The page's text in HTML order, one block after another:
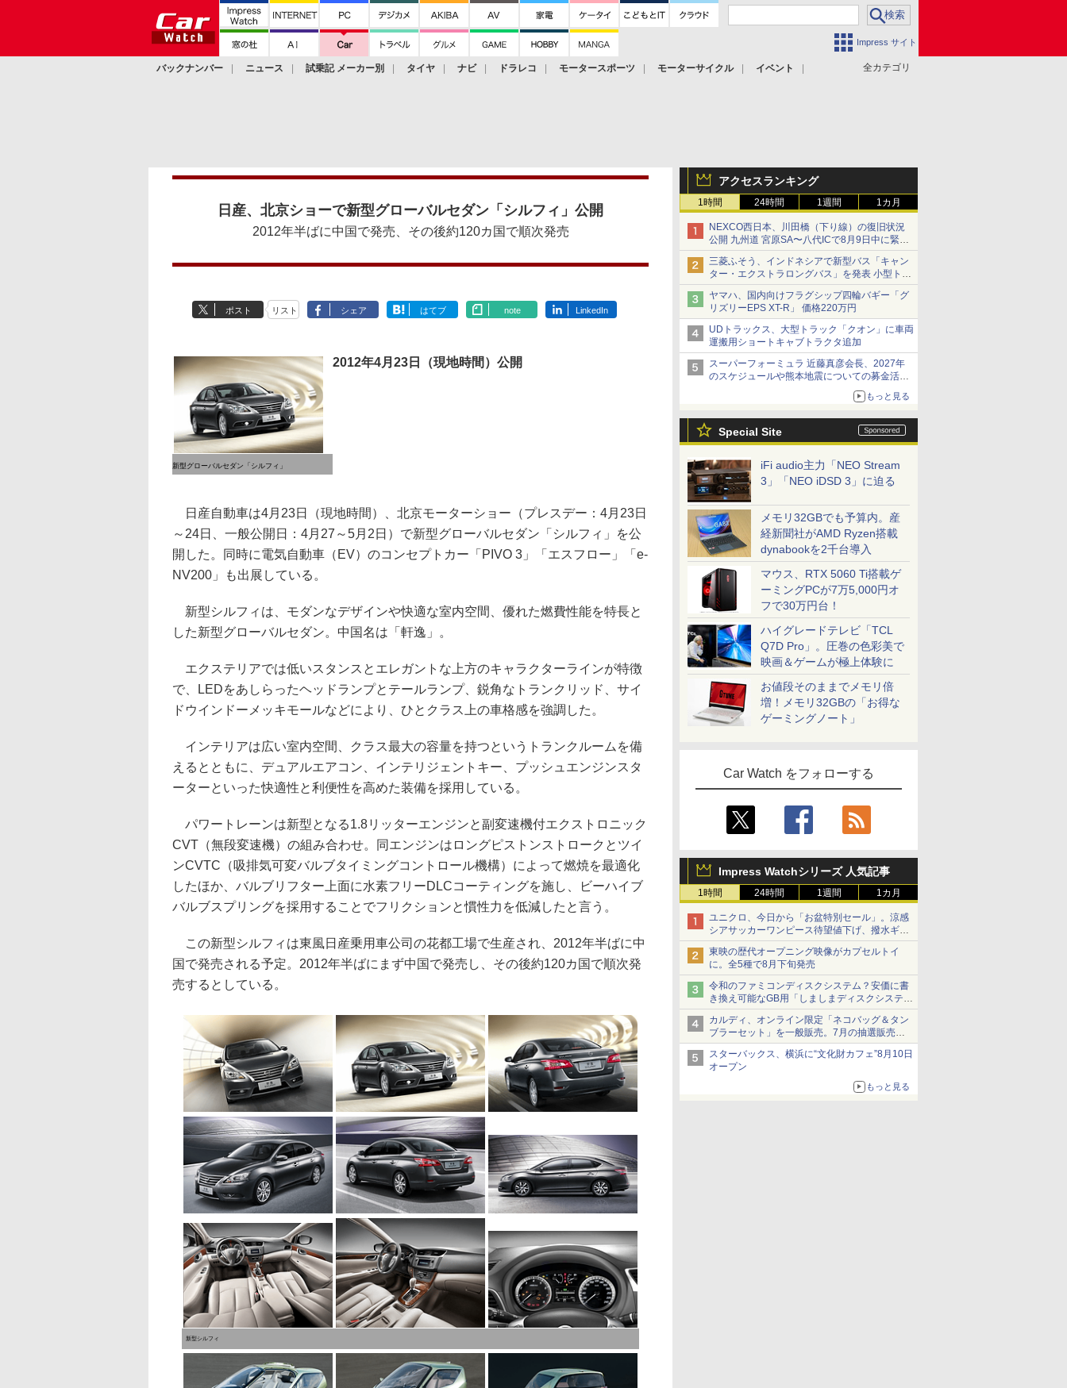
Impress サイト
全カテゴリ
バックナンバー ニュース 試乗記 メーカー別 タイヤ ナビ ドラレコ モータースポーツ モーターサイクル
イベント
アクセスランキング
1時間 24時間 1週間 1カ月
NEXCO西日本、川田橋（下り線）の復旧状況
公開 九州道 宮原SA〜八代ICで8月9日中に緊急
車両を通行可能に
三菱ふそう、インドネシアで新型バス「キャン
ター・エクストラロングバス」を発表 小型トラ
ックベースの観光・旅客輸送向けバス
ヤマハ、国内向けフラグシップ四輪バギー「グ
リズリーEPS XT-R」 価格220万円
UDトラックス、大型トラック「クオン」に車両
運搬用ショートキャブトラクタ追加
スーパーフォーミュラ 近藤真彦会長、2027年
のスケジュールや熊本地震についての募金活動
もっと見る
Special Site
iFi audio主力「NEO Stream
3」「NEO iDSD 3」に迫る
メモリ32GBでも予算内。産
経新聞社がAMD Ryzen搭載
dynabookを2千台導入
マウス、RTX 5060 Ti搭載ゲ
ーミングPCが7万5,000円オ
フで30万円台！
ハイグレードテレビ「TCL
Q7D Pro」。圧巻の色彩美で
映画＆ゲームが極上体験に
お値段そのままでメモリ倍
増！メモリ32GBの「お得な
ゲーミングノート」
Car Watch をフォローする
Impress Watchシリーズ 人気記事
1時間 24時間 1週間 1カ月
ユニクロ、今日から「お盆特別セール」。涼感
シアサッカーワンピース待望値下げ、撥水ギア
ショーツは1990円に
東映の歴代オープニング映像がカプセルトイ
に。全5種で8月下旬発売
令和のファミコンディスクシステム？安価に書
き換え可能なGB用「しましまディスクシステ
ム」
カルディ、オンライン限定「ネコバッグ＆タン
ブラーセット」を一般販売。7月の抽選販売の
当選無効分
スターバックス、横浜に“文化財カフェ”8月10日
オープン
もっと見る
日産、北京ショーで新型グローバルセダン「シルフィ」公開
2012年半ばに中国で発売、その後約120カ国で順次発売
ポスト リスト シェア はてブ note LinkedIn
新型グローバルセダン「シルフィ」
2012年4月23日（現地時間）公開
日産自動車は4月23日（現地時間）、北京モーターショー（プレスデー：4月23日
～24日、一般公開日：4月27～5月2日）で新型グローバルセダン「シルフィ」を公
開した。同時に電気自動車（EV）のコンセプトカー「PIVO 3」「エスフロー」「e-
NV200」も出展している。
新型シルフィは、モダンなデザインや快適な室内空間、優れた燃費性能を特長と
した新型グローバルセダン。中国名は「軒逸」。
エクステリアでは低いスタンスとエレガントな上方のキャラクターラインが特徴
で、LEDをあしらったヘッドランプとテールランプ、鋭角なトランクリッド、サイ
ドウインドーメッキモールなどにより、ひとクラス上の車格感を強調した。
インテリアは広い室内空間、クラス最大の容量を持つというトランクルームを備
えるとともに、デュアルエアコン、インテリジェントキー、プッシュエンジンスタ
ーターといった快適性と利便性を高めた装備を採用している。
パワートレーンは新型となる1.8リッターエンジンと副変速機付エクストロニック
CVT（無段変速機）の組み合わせ。同エンジンはロングピストンストロークとツイ
ンCVTC（吸排気可変バルブタイミングコントロール機構）によって燃焼を最適化
したほか、バルブリフター上面に水素フリーDLCコーティングを施し、ビーハイブ
バルブスプリングを採用することでフリクションと慣性力を低減したと言う。
この新型シルフィは東風日産乗用車公司の花都工場で生産され、2012年半ばに中
国で発売される予定。2012年半ばにまず中国で発売し、その後約120カ国で順次発
売するとしている。
新型シルフィ